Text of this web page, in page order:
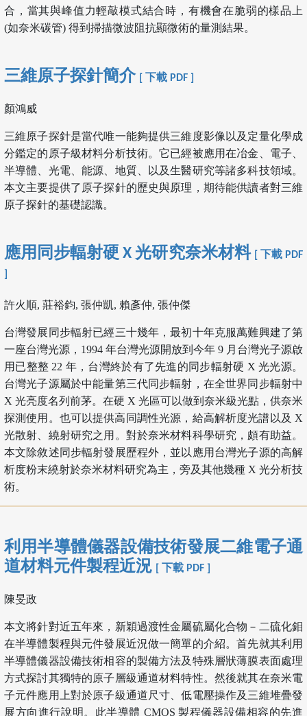
合，當其與峰值力輕敲模式結合時，有機會在脆弱的樣品上
(如奈米碳管) 得到掃描微波阻抗顯微術的量測結果。
三維原子探針簡介 [ 下載 PDF ]
顏鴻威
三維原子探針是當代唯一能夠提供三維度影像以及定量化學成
分鑑定的原子級材料分析技術。它已經被應用在冶金、電子、
半導體、光電、能源、地質、以及生醫研究等諸多科技領域。
本文主要提供了原子探針的歷史與原理，期待能供讀者對三維
原子探針的基礎認識。
應用同步輻射硬 X 光研究奈米材料
[ 下載 PDF
許火順, 莊裕鈞, 張仲凱, 賴彥仲, 張仲傑
台灣發展同步輻射已經三十幾年，最初十年克服萬難興建了第
一座台灣光源，1994 年台灣光源開放到今年 9 月台灣光子源啟
用已整整 22 年，台灣終於有了先進的同步輻射硬 X 光光源。
台灣光子源屬於中能量第三代同步輻射，在全世界同步輻射中
X 光亮度名列前茅。在硬 X 光區可以做到奈米級光點，供奈米
探測使用。也可以提供高同調性光源，給高解析度光譜以及 X
光散射、繞射研究之用。對於奈米材料科學研究，頗有助益。
本文除敘述同步輻射發展歷程外，並以應用台灣光子源的高解
析度粉末繞射於奈米材料研究為主，旁及其他幾種 X 光分析技
術。
利用半導體儀器設備技術發展二維電子通
道材料元件製程近況
[ 下載 PDF ]
陳旻政
本文將針對近五年來，新穎過渡性金屬硫屬化合物－二硫化鉬
在半導體製程與元件發展近況做一簡單的介紹。首先就其利用
半導體儀器設備技術相容的製備方法及特殊層狀薄膜表面處理
方式探討其獨特的原子層級通道材料特性。然後就其在奈米電
子元件應用上對於原子級通道尺寸、低電壓操作及三維堆疊發
展方向進行說明。此半導體 CMOS 製程儀器設備相容的先進